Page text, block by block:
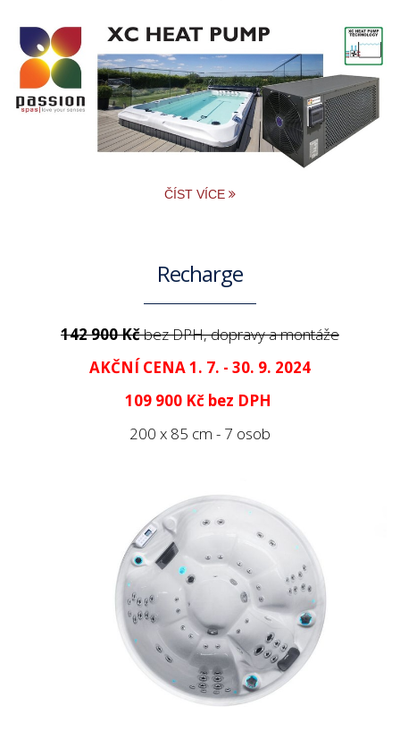
ČÍST VÍCE
Recharge
142 900 Kčbez DPH, dopravy a montáže
AKČNÍ CENA 1. 7. - 30. 9. 2024
109 900 Kč bez DPH
200 x 85 cm - 7 osob